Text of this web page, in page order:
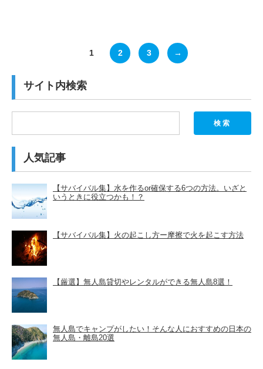
1 2 3 →
サイト内検索
検索
人気記事
【サバイバル集】水を作るor確保する6つの方法。いざと
いうときに役立つかも！？
【サバイバル集】火の起こし方ー摩擦で火を起こす方法
【厳選】無人島貸切やレンタルができる無人島8選！
無人島でキャンプがしたい！そんな人におすすめの日本の
無人島・離島20選